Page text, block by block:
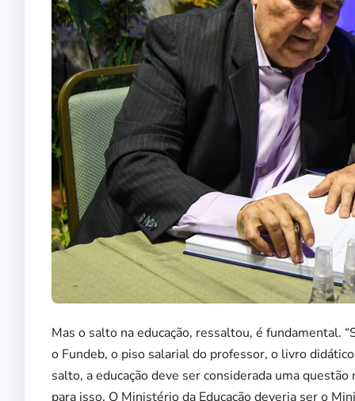
Mas o salto na educação, ressaltou, é fundamental.
o Fundeb, o piso salarial do professor, o livro
salto, a educação deve ser considerada uma
para isso. O Ministério da Educação deveria ser o